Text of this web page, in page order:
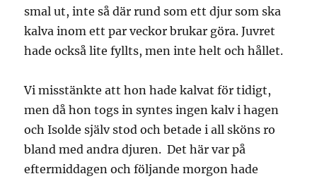
smal ut, inte så där rund som ett djur som ska
kalva inom ett par veckor brukar göra. Juvret
hade också lite fyllts, men inte helt och hållet.
Vi misstänkte att hon hade kalvat för tidigt,
men då hon togs in syntes ingen kalv i hagen
och Isolde själv stod och betade i all sköns ro
bland med andra djuren. Det här var på
eftermiddagen och följande morgon hade